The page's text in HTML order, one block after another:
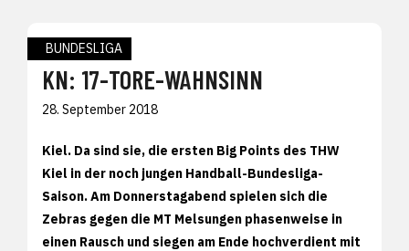
BUNDESLIGA
KN: 17-TORE-WAHNSINN
28. September 2018
Kiel. Da sind sie, die ersten Big Points des THW
Kiel in der noch jungen Handball-Bundesliga-
Saison. Am Donnerstagabend spielen sich die
Zebras gegen die MT Melsungen phasenweise in
einen Rausch und siegen am Ende hochverdient mit